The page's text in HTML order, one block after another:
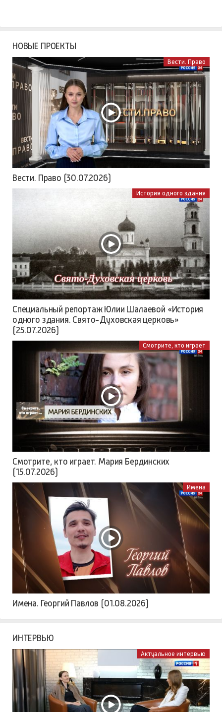
НОВЫЕ ПРОЕКТЫ
Вести. Право
Вести. Право (30.07.2026)
История одного здания
Специальный репортаж Юлии Шалаевой «История
одного здания. Свято-Духовская церковь»
(25.07.2026)
Смотрите, кто играет
Смотрите, кто играет. Мария Бердинских
(15.07.2026)
Имена
Имена. Георгий Павлов (01.08.2026)
ИНТЕРВЬЮ
Актуальное интервью